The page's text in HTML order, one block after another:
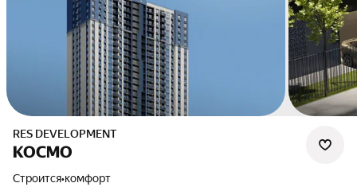
RES DEVELOPMENT
КОСМО
Строится•комфорт